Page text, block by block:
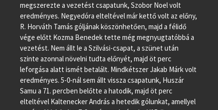
megszerezte a vezetést csapatunk, Szobor Noel volt
eredményes. Negyedóra elteltével már kettő volt az előny,
R. Horváth Tamás góljának köszönhetően, majd a félidő
vége előtt Kozma Benedek tette még megnyugtatóbbá a
vezetést. Nem állt le a Szilvási-csapat, a szünet után
szinte azonnal növelni tudta előnyét, majd öt perc
leforgása alatt ismét betalált. Mindkétszer Jakab Márk volt
eredményes. 5-0-nál sem állt vissza csapatunk, Huszár
Samu a 71. percben belőtte a hatodik, majd öt perc
elteltével Kaltenecker András a hetedik gólunkat, amellyel